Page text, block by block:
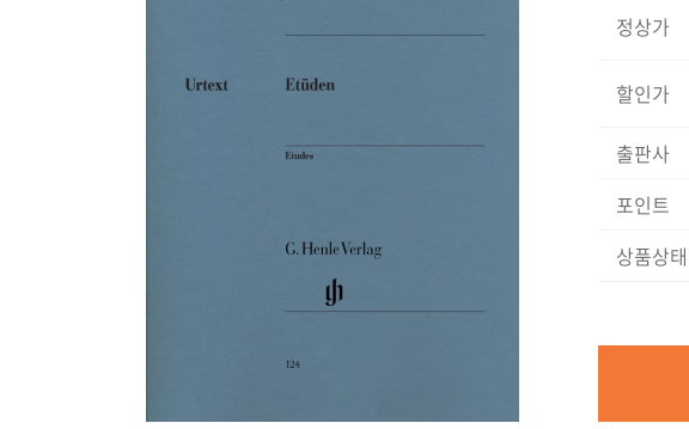
정상가
할인가
출판사
포인트
상품상태